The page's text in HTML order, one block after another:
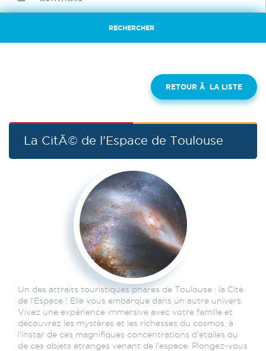
RETOUR Ã LA LISTE
La CitÃ© de l’Espace de Toulouse
Un des attraits touristiques phares de Toulouse : la Cité
de l’Espace ! Elle vous embarque dans un autre univers.
Vivez une expérience immersive avec votre famille et
découvrez les mystères et les richesses du cosmos, à
l’instar de ces magnifiques concentrations d’étoiles ou
de ces objets étranges venant de l’espace. Plongez-vous